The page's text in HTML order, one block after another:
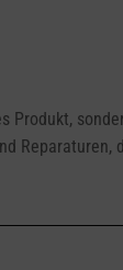
Reparaturen,